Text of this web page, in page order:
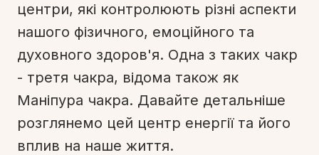
центри, які контролюють різні аспекти
нашого фізичного, емоційного та
духовного здоров'я. Одна з таких чакр
- третя чакра, відома також як
Маніпура чакра. Давайте детальніше
розглянемо цей центр енергії та його
вплив на наше життя.